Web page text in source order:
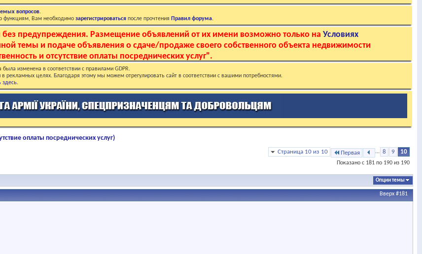
вопросов.
функциям, Вам необходимо зарегистрироваться после прочтения Правил форума.
предупреждения. Размещение объявлений от их имени возможно только на Условиях
темы и подаче объявления о сдаче/продаже своего собственного объекта недвижимости
и отсутствие оплаты посреднических услуг".
изменена в соответствии с правилами GDPR.
рекламных целях. Благодаря этому мы можем отрегулировать сайт в соответствии с вашими потребностями.
здесь.
оплаты посреднических услуг)
Страница 10 из 10 Первая ... 8 9 10
Показано с 181 по 190 из 190
Опции темы
Вверх #181